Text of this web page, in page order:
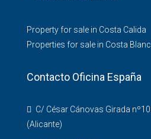
Property for sale in Costa Calida
Properties for sale in Costa
Contacto Oficina España
C/ César Cánovas Girada
(Alicante)